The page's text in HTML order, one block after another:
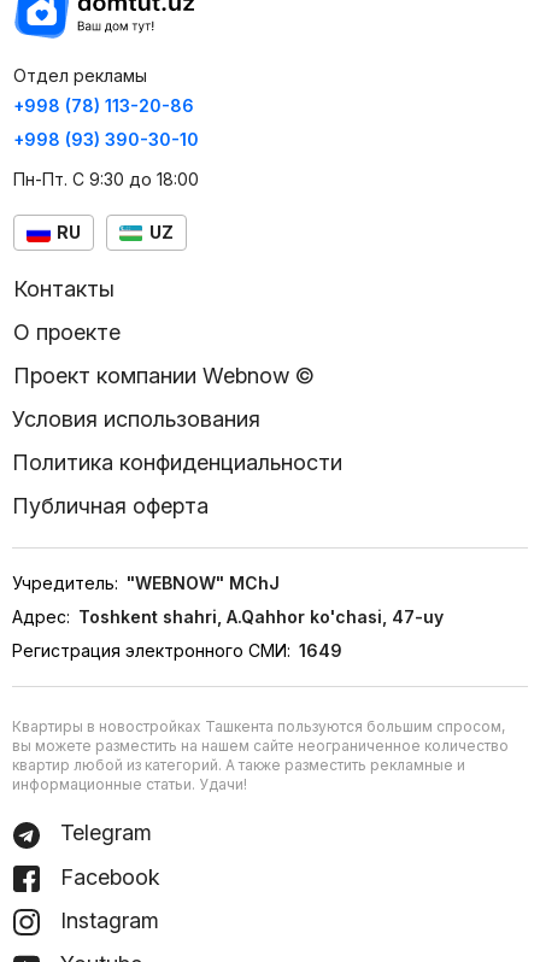
Отдел рекламы
+998 (78) 113-20-86
+998 (93) 390-30-10
Пн-Пт. С 9:30 до 18:00
RU UZ
Контакты
О проекте
Проект компании Webnow ©
Условия использования
Политика конфиденциальности
Публичная оферта
Учредитель: "WEBNOW" MChJ
Адрес: Toshkent shahri, A.Qahhor ko'chasi, 47-uy
Регистрация электронного СМИ: 1649
Квартиры в новостройках Ташкента пользуются большим спросом,
вы можете разместить на нашем сайте неограниченное количество
квартир любой из категорий. А также разместить рекламные и
информационные статьи. Удачи!
Telegram
Facebook
Instagram